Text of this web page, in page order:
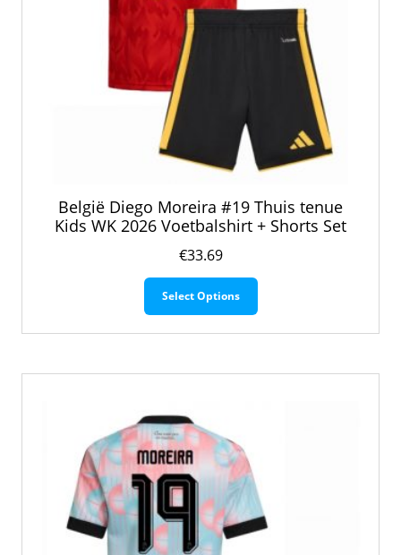
België Diego Moreira #19 Thuis tenue
Kids WK 2026 Voetbalshirt + Shorts Set
€33.69
Select Options
Dit
Deze
de
productpagina